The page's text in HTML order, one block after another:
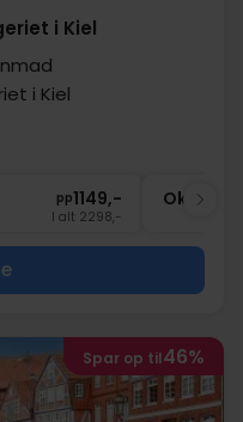
i Kiel
i Kiel
pp1149,-
I alt 2298,-
Okt
Spar op til46%